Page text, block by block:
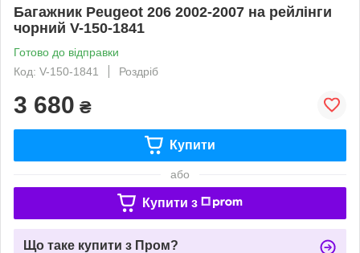
Багажник Peugeot 206 2002-2007 на рейлінги
чорний V-150-1841
Готово до відправки
Код: V-150-1841
Роздріб
3 680 ₴
Купити
або
Купити з
Що таке купити з Пром?